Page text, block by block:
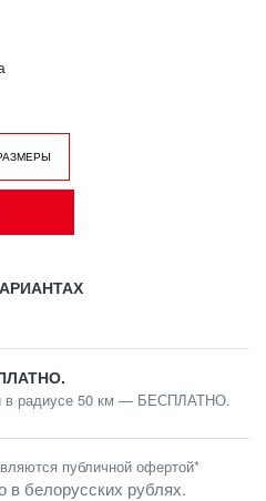
публичной офертой*
в белорусских рублях.
в радиусе 50 км — БЕСПЛАТНО.